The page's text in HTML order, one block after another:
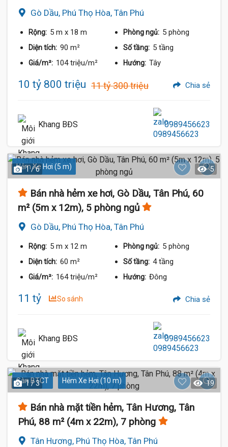
Gò Dầu, Phú Thọ Hòa, Tân Phú
Rộng: 5 m x 18 m Phòng ngủ: 5 phòng
Diện tích: 90 m² Số tầng: 5 tầng
Giá/m²: 104 triệu/m² Hướng: Tây
10 tỷ 800 triệu 11 tỷ 300 triệu Chia sẻ
Khang BĐS 0989456623
Hẻm Xe Hơi (5 m)
1 / 6 5
Bán nhà hẻm xe hơi, Gò Dầu, Tân Phú, 60
m² (5m x 12m), 5 phòng ngủ
Gò Dầu, Phú Thọ Hòa, Tân Phú
Rộng: 5 m x 12 m Phòng ngủ: 5 phòng
Diện tích: 60 m² Số tầng: 4 tầng
Giá/m²: 164 triệu/m² Hướng: Đông
11 tỷ So sánh Chia sẻ
Khang BĐS 0989456623
Sàn BTCT Hẻm Xe Hơi (10 m)
1 / 3 19
Bán nhà mặt tiền hẻm, Tân Hương, Tân
Phú, 88 m² (4m x 22m), 7 phòng
Tân Hương, Phú Thọ Hòa, Tân Phú